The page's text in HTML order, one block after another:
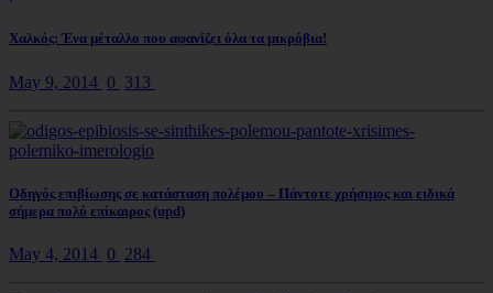
Χαλκός: Ένα μέταλλο που αφανίζει όλα τα μικρόβια!
May 9, 2014 0 313
Οδηγός επιβίωσης σε κατάσταση πολέμου – Πάντοτε χρήσιμος και ειδικά
σήμερα πολύ επίκαιρος (upd)
May 4, 2014 0 284